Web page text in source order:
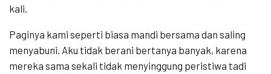
kali.
Paginya kami seperti biasa mandi bersama dan saling
menyabuni. Aku tidak berani bertanya banyak, karena
mereka sama sekali tidak menyinggung peristiwa tadi